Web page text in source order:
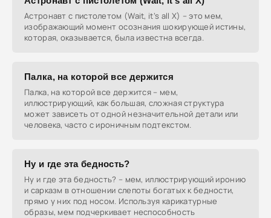
Астронавт с пистолетом (Wait, it’s all X) – это мем,
изображающий момент осознания шокирующей истины,
которая, оказывается, была известна всегда.
Палка, на которой все держится
Палка, на которой все держится – мем,
иллюстрирующий, как большая, сложная структура
может зависеть от одной незначительной детали или
человека, часто с ироничным подтекстом.
Ну и где эта бедность?
Ну и где эта бедность? – мем, иллюстрирующий иронию
и сарказм в отношении слепоты богатых к бедности,
прямо у них под носом. Используя карикатурные
образы, мем подчеркивает неспособность